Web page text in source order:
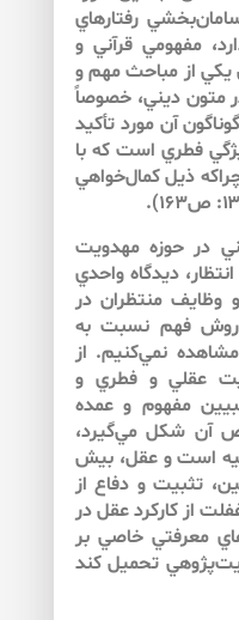
رفتارهاي
مفهومي قرآني و
يكي از مباحث مهم و
متون ديني، خصوصاً
آن مورد تأكيد
فطري است كه با
ذيل كمال‌خواهي
در حوزه مهدويت
ديدگاه واحدي
وظايف منتظران در
روش فهم نسبت به
نمي‌كنيم. از
عقلي و فطري و
مفهوم و عمده
آن شكل مي‌گيرد،
است و عقل، بيش
تثبيت و دفاع از
از كاركرد عقل در
معرفتي خاصي بر
تحميل كند